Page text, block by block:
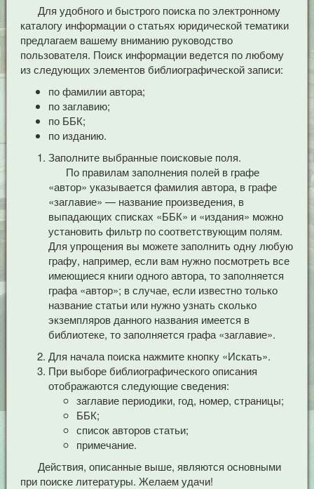
Для удобного и быстрого поиска по электронному
каталогу информации о статьях юридической тематики
предлагаем вашему вниманию руководство
пользователя. Поиск информации ведется по любому
из следующих элементов библиографической записи:
по фамилии автора;
по заглавию;
по ББК;
по изданию.
Заполните выбранные поисковые поля.
По правилам заполнения полей в графе
«автор» указывается фамилия автора, в графе
«заглавие» — название произведения, в
выпадающих списках «ББК» и «издания» можно
установить фильтр по соответствующим полям.
Для упрощения вы можете заполнить одну любую
графу, например, если вам нужно посмотреть все
имеющиеся книги одного автора, то заполняется
графа «автор»; в случае, если известно только
название статьи или нужно узнать сколько
экземпляров данного названия имеется в
библиотеке, то заполняется графа «заглавие».
Для начала поиска нажмите кнопку «Искать».
При выборе библиографического описания
отображаются следующие сведения:
заглавие периодики, год, номер, страницы;
ББК;
список авторов статьи;
примечание.
Действия, описанные выше, являются основными
при поиске литературы. Желаем удачи!